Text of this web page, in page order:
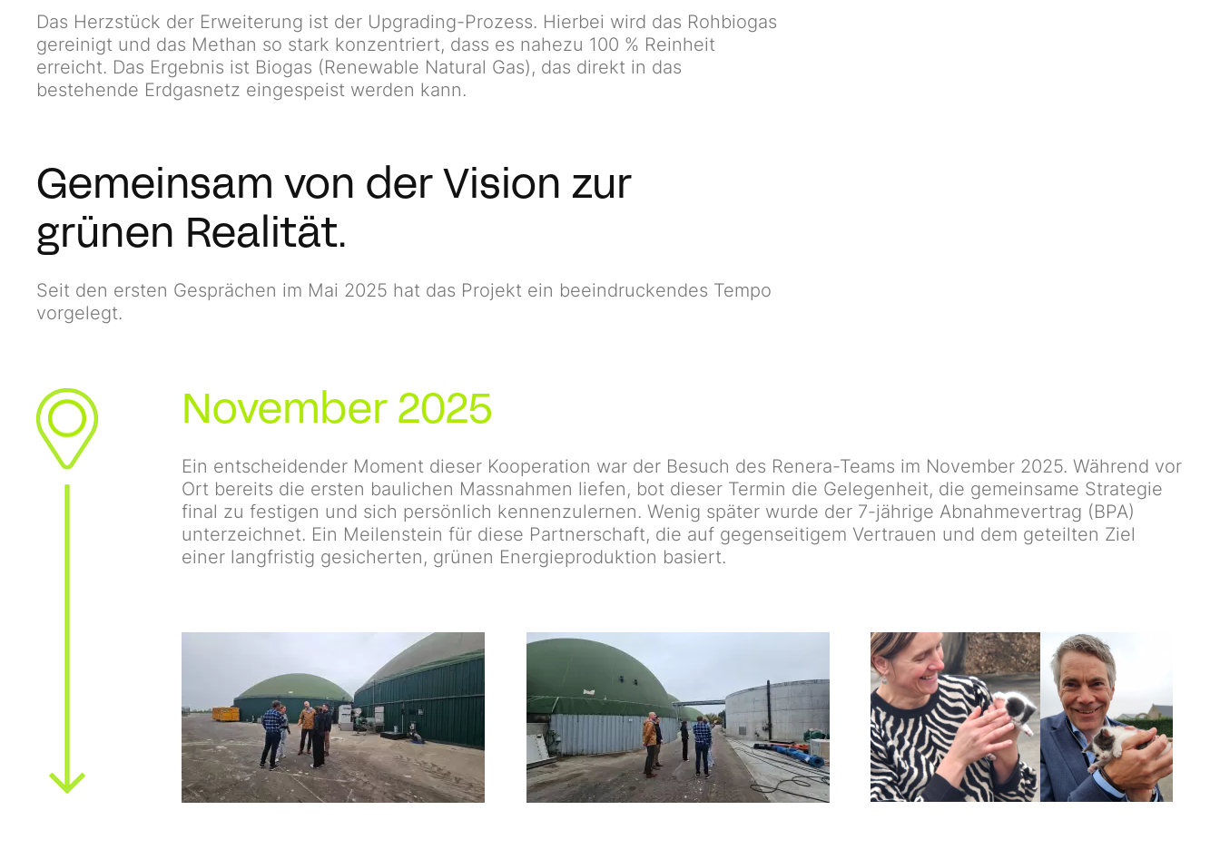
Das Herzstück der Erweiterung ist der Upgrading-Prozess. Hierbei wird das Rohbiogas
gereinigt und das Methan so stark konzentriert, dass es nahezu 100 % Reinheit
erreicht. Das Ergebnis ist Biogas (Renewable Natural Gas), das direkt in das
bestehende Erdgasnetz eingespeist werden kann.
Gemeinsam von der Vision zur
grünen Realität.
Seit den ersten Gesprächen im Mai 2025 hat das Projekt ein beeindruckendes Tempo
vorgelegt.
November 2025
Ein entscheidender Moment dieser Kooperation war der Besuch des Renera-Teams im November 2025. Während vor
Ort bereits die ersten baulichen Massnahmen liefen, bot dieser Termin die Gelegenheit, die gemeinsame Strategie
final zu festigen und sich persönlich kennenzulernen. Wenig später wurde der 7-jährige Abnahmevertrag (BPA)
unterzeichnet. Ein Meilenstein für diese Partnerschaft, die auf gegenseitigem Vertrauen und dem geteilten Ziel
einer langfristig gesicherten, grünen Energieproduktion basiert.